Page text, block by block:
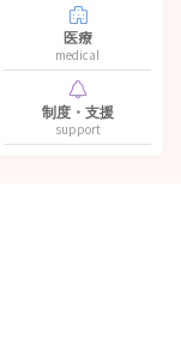
医療
medical
制度・支援
support